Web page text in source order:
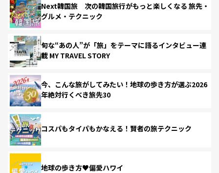
Next韓国旅 次の韓国旅行がもっと楽しくなる 旅先・
グルメ・テクニック
旬な“あの人”が「旅」をテーマに語るインタビュー連
載 MY TRAVEL STORY
今、こんな旅がしてみたい！地球の歩き方が選ぶ2026
年絶対行くべき旅先30
コスパもタイパもかなえる！賢者の旅テクニック
地球の歩き方♥偏愛ハワイ